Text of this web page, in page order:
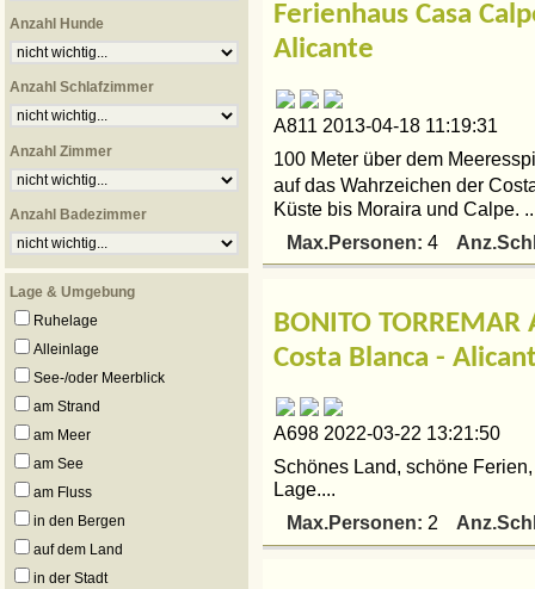
Anzahl Hunde
Anzahl Schlafzimmer
Anzahl Zimmer
Anzahl Badezimmer
Lage & Umgebung
Ruhelage
Alleinlage
See-/oder Meerblick
am Strand
am Meer
am See
am Fluss
in den Bergen
auf dem Land
in der Stadt
Ferienhaus Casa
Alicante
A811 2013-04-18 11:19:31
100 Meter über dem
auf das Wahrzeichen der
Küste bis Moraira und Calpe.
Max.Personen: 4
BONITO
Costa Blanca -
A698 2022-03-22 13:21:50
Schönes Land, schöne
Lage....
Max.Personen: 2